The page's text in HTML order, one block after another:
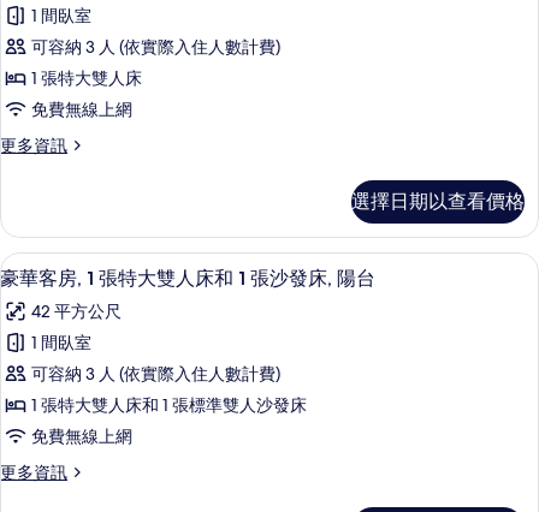
有
相
片
詳
情
和
1
張
沙
發
台,
池
畔
(Poolside)
的
所
有
相
片
大
人
床
和
張
陽
台,
池
畔
(Poolside)
的
詳
情
政
套
房,
間
室,
陽
台
的
所
有
相
片
1 間臥室
可容納 3 人 (依實際入住人數計費)
1 張特大雙人床
免費無線上網
更多資訊
更
套
房,
1
臥
室,
台
的
詳
情
選擇日期以查看價格
顯
示
豪
華
客
房,
張
羽絨被、迷你吧、客房內保險箱、書桌
7
豪華客房, 1 張特大雙人床和 1 張沙發床, 陽台
42 平方公尺
1 間臥室
可容納 3 人 (依實際入住人數計費)
1 張特大雙人床和 1 張標準雙人沙發床
免費無線上網
更多資訊
更